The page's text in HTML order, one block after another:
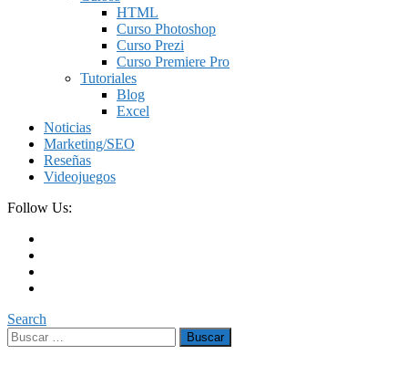
HTML
Curso Photoshop
Curso Prezi
Curso Premiere Pro
Tutoriales
Blog
Excel
Noticias
Marketing/SEO
Reseñas
Videojuegos
Follow Us:
Search
Buscar: